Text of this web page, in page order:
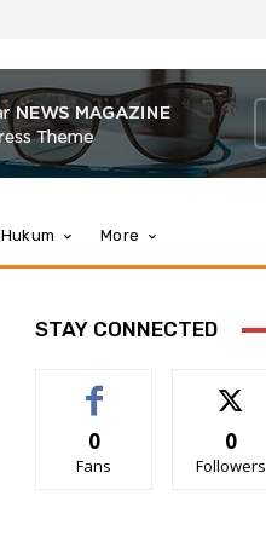
Hukum More
STAY CONNECTED
0
Fans
0
Followers